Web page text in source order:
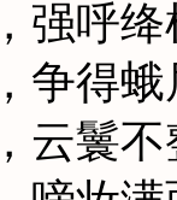
强呼
争得
云鬟